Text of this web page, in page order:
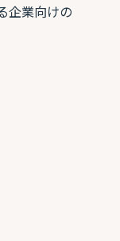
企業向けの